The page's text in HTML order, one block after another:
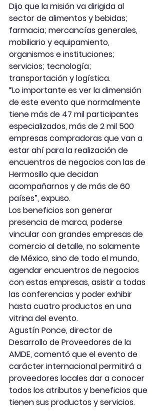
Dijo que la misión va dirigida al
sector de alimentos y bebidas;
farmacia; mercancías generales,
mobiliario y equipamiento,
organismos e instituciones;
servicios; tecnología;
transportación y logística.
“Lo importante es ver la dimensión
de este evento que normalmente
tiene más de 47 mil participantes
especializados, más de 2 mil 500
empresas compradoras que van a
estar ahí para la realización de
encuentros de negocios con las de
Hermosillo que decidan
acompañarnos y de más de 60
países”, expuso.
Los beneficios son generar
presencia de marca, poderse
vincular con grandes empresas de
comercio al detalle, no solamente
de México, sino de todo el mundo,
agendar encuentros de negocios
con estas empresas, asistir a todas
las conferencias y poder exhibir
hasta cuatro productos en una
vitrina del evento.
Agustín Ponce, director de
Desarrollo de Proveedores de la
AMDE, comentó que el evento de
carácter internacional permitirá a
proveedores locales dar a conocer
todos los atributos y beneficios que
tienen sus productos y servicios.